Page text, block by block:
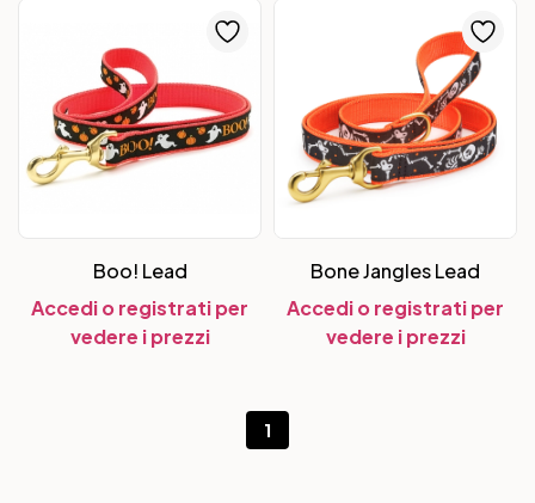
Boo! Lead
Accedi o registrati per
vedere i prezzi
Bone Jangles Lead
Accedi o registrati per
vedere i prezzi
1